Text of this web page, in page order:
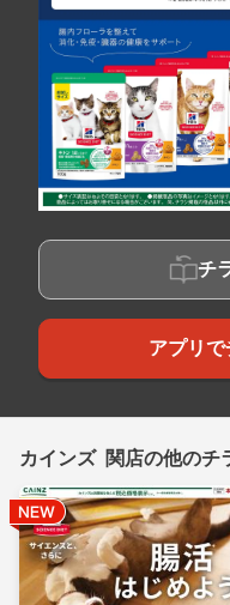
チ
アプリ
カインズ 関店の他のチ